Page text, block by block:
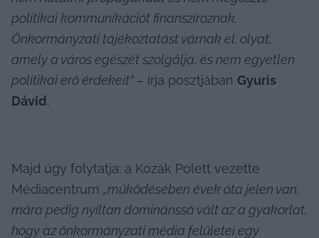
politikai kommunikációt finanszíroznak.
Önkormányzati tájékoztatást várnak el: olyat,
amely a város egészét szolgálja, és nem egyetlen
politikai erő érdekeit” – írja posztjában Gyuris
Dávid.
Majd úgy folytatja: a Kozák Polett vezette
Médiacentrum „működésében évek óta jelen van,
mára pedig nyíltan dominánssá vált az a gyakorlat,
hogy az önkormányzati média felületei egy